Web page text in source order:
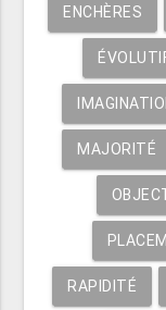
ENCHÈRES
MAJORITÉ
RAPIDITÉ